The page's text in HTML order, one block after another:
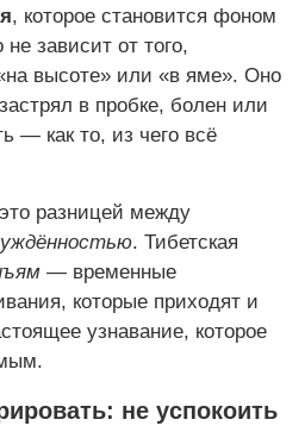
, которое становится фоном
зависит от того,
высоте» или «в яме». Оно
в пробке, болен или
— как то, из чего всё
разницей между
. Тибетская
— временные
которые приходят и
узнавание, которое
не успокоить